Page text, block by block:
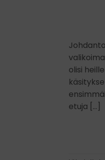
olisi
etuja […]